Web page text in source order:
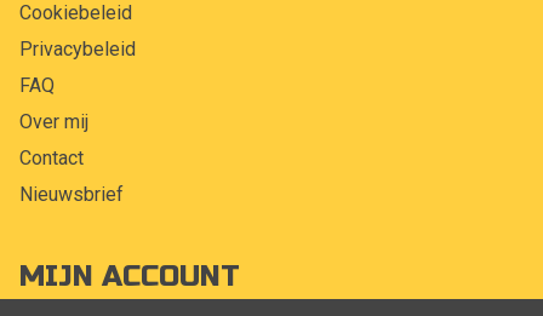
Cookiebeleid
Privacybeleid
FAQ
Over mij
Contact
Nieuwsbrief
MIJN ACCOUNT